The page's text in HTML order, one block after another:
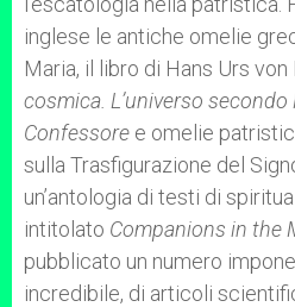
inglese le antiche omelie
Maria, il libro di Hans Urs von
cosmica. L’universo
Confessore e omelie
sulla Trasfigurazione del
un’antologia di testi di
intitolato Companions in the
pubblicato un numero
incredibile, di articoli